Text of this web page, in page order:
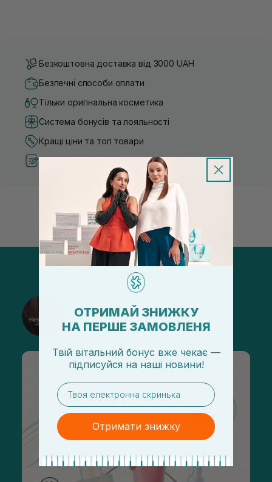
Безкоштовна доставка від 3000 UAH
Безпечні способи оплати
Тільки оригінальна косметика
Система бонусів та лояльності
Кращі ціни та топ товари
Рекомендації від косметологів
@sisters_stelmakh в Instagram
Підписатися
ОТРИМАЙ ЗНИЖКУ
НА ПЕРШЕ ЗАМОВЛЕНЯ
Твій вітальний бонус вже чекає —
підписуйся на наші новини!
email
Отримати знижку